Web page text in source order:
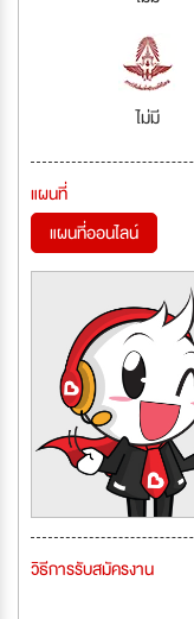
ไม่มี
แผนที่
แผนที่ออนไลน์
วิธีการรับสมัครงาน